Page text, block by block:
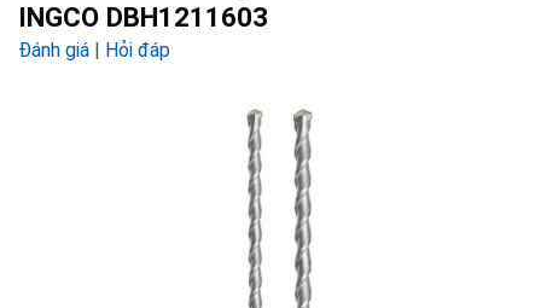
INGCO DBH1211603
Đánh giá | Hỏi đáp